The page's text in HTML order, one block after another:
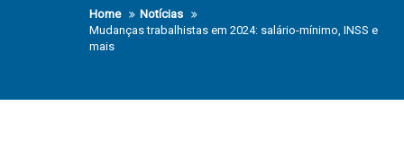
Home
Notícias
Mudanças trabalhistas em 2024: salário-mínimo, INSS e
mais